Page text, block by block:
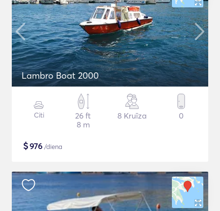
Lambro Boat 2000
Citi
26 ft
8 m
8 Kruīza 0
$976 /diena